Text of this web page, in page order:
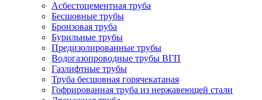
Асбестоцементная труба
Бесшовные трубы
Бронзовая труба
Бурильные трубы
Предизолированные трубы
Водогазопроводные трубы ВГП
Газлифтные трубы
Труба бесшовная горячекатаная
Гофрированная труба из нержавеющей стали